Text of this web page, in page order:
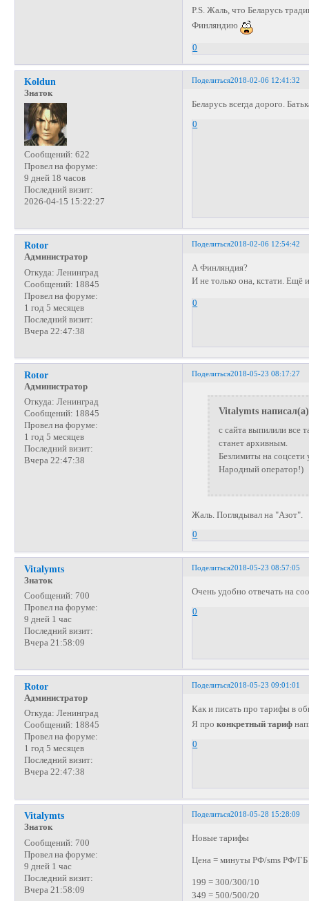
P.S. Жаль, что Беларусь
Финляндию
0
Поделиться2018-02-06 12:41:32
Koldun
Знаток
Сообщений: 622
Провел на форуме:
9 дней 18 часов
Последний визит:
2026-04-15 15:22:27
Беларусь всегда дорого.
0
Поделиться2018-02-06 12:54:42
Rotor
Администратор
Откуда: Ленинград
Сообщений: 18845
Провел на форуме:
1 год 5 месяцев
Последний визит:
Вчера 22:47:38
А Финляндия?
И не только она, кстати. Ещё
0
Поделиться2018-05-23 08:17:27
Rotor
Администратор
Откуда: Ленинград
Сообщений: 18845
Провел на форуме:
1 год 5 месяцев
Последний визит:
Вчера 22:47:38
Vitalymts
с сайта выпилили все
станет архивным.
Безлимиты на соцсети
Народный оператор!)
Жаль. Поглядывал на "Азот".
0
Поделиться2018-05-23 08:57:05
Vitalymts
Знаток
Сообщений: 700
Провел на форуме:
9 дней 1 час
Последний визит:
Вчера 21:58:09
Очень удобно отвечать на
0
Поделиться2018-05-23 09:01:01
Rotor
Администратор
Откуда: Ленинград
Сообщений: 18845
Провел на форуме:
1 год 5 месяцев
Последний визит:
Вчера 22:47:38
Как и писать про тарифы в
Я проконкретный тариф
0
Поделиться2018-05-28 15:28:09
Vitalymts
Знаток
Сообщений: 700
Провел на форуме:
9 дней 1 час
Последний визит:
Вчера 21:58:09
Новые тарифы
Цена = минуты РФ/sms РФ/ГБ
199 = 300/300/10
349 = 500/500/20